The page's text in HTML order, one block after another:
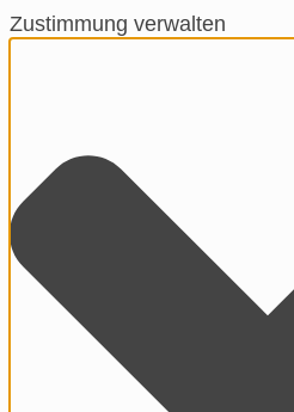
Zustimmung verwalten